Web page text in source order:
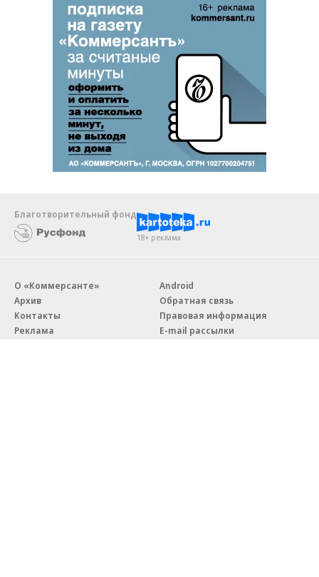
Благотворительный фонд
18+ реклама
О «Коммерсанте»
Архив
Контакты
Реклама
Android
Обратная связь
Правовая информация
E-mail рассылки